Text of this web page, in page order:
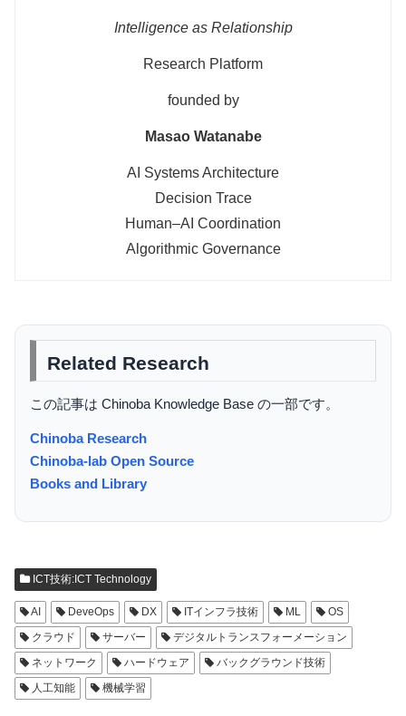
Intelligence as Relationship
Research Platform
founded by
Masao Watanabe
AI Systems Architecture
Decision Trace
Human–AI Coordination
Algorithmic Governance
Related Research
この記事は Chinoba Knowledge Base の一部です。
Chinoba Research
Chinoba-lab Open Source
Books and Library
ICT技術:ICT Technology
AI DeveOps DX ITインフラ技術 ML
OS
クラウド
サーバー
デジタルトランスフォーメーション
ネットワーク
ハードウェア
バックグラウンド技術
人工知能
機械学習